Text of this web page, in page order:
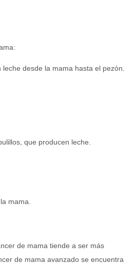
desde la mama hasta el pezón.
que producen leche.
mama.
de mama tiende a ser más
de mama avanzado se encuentra